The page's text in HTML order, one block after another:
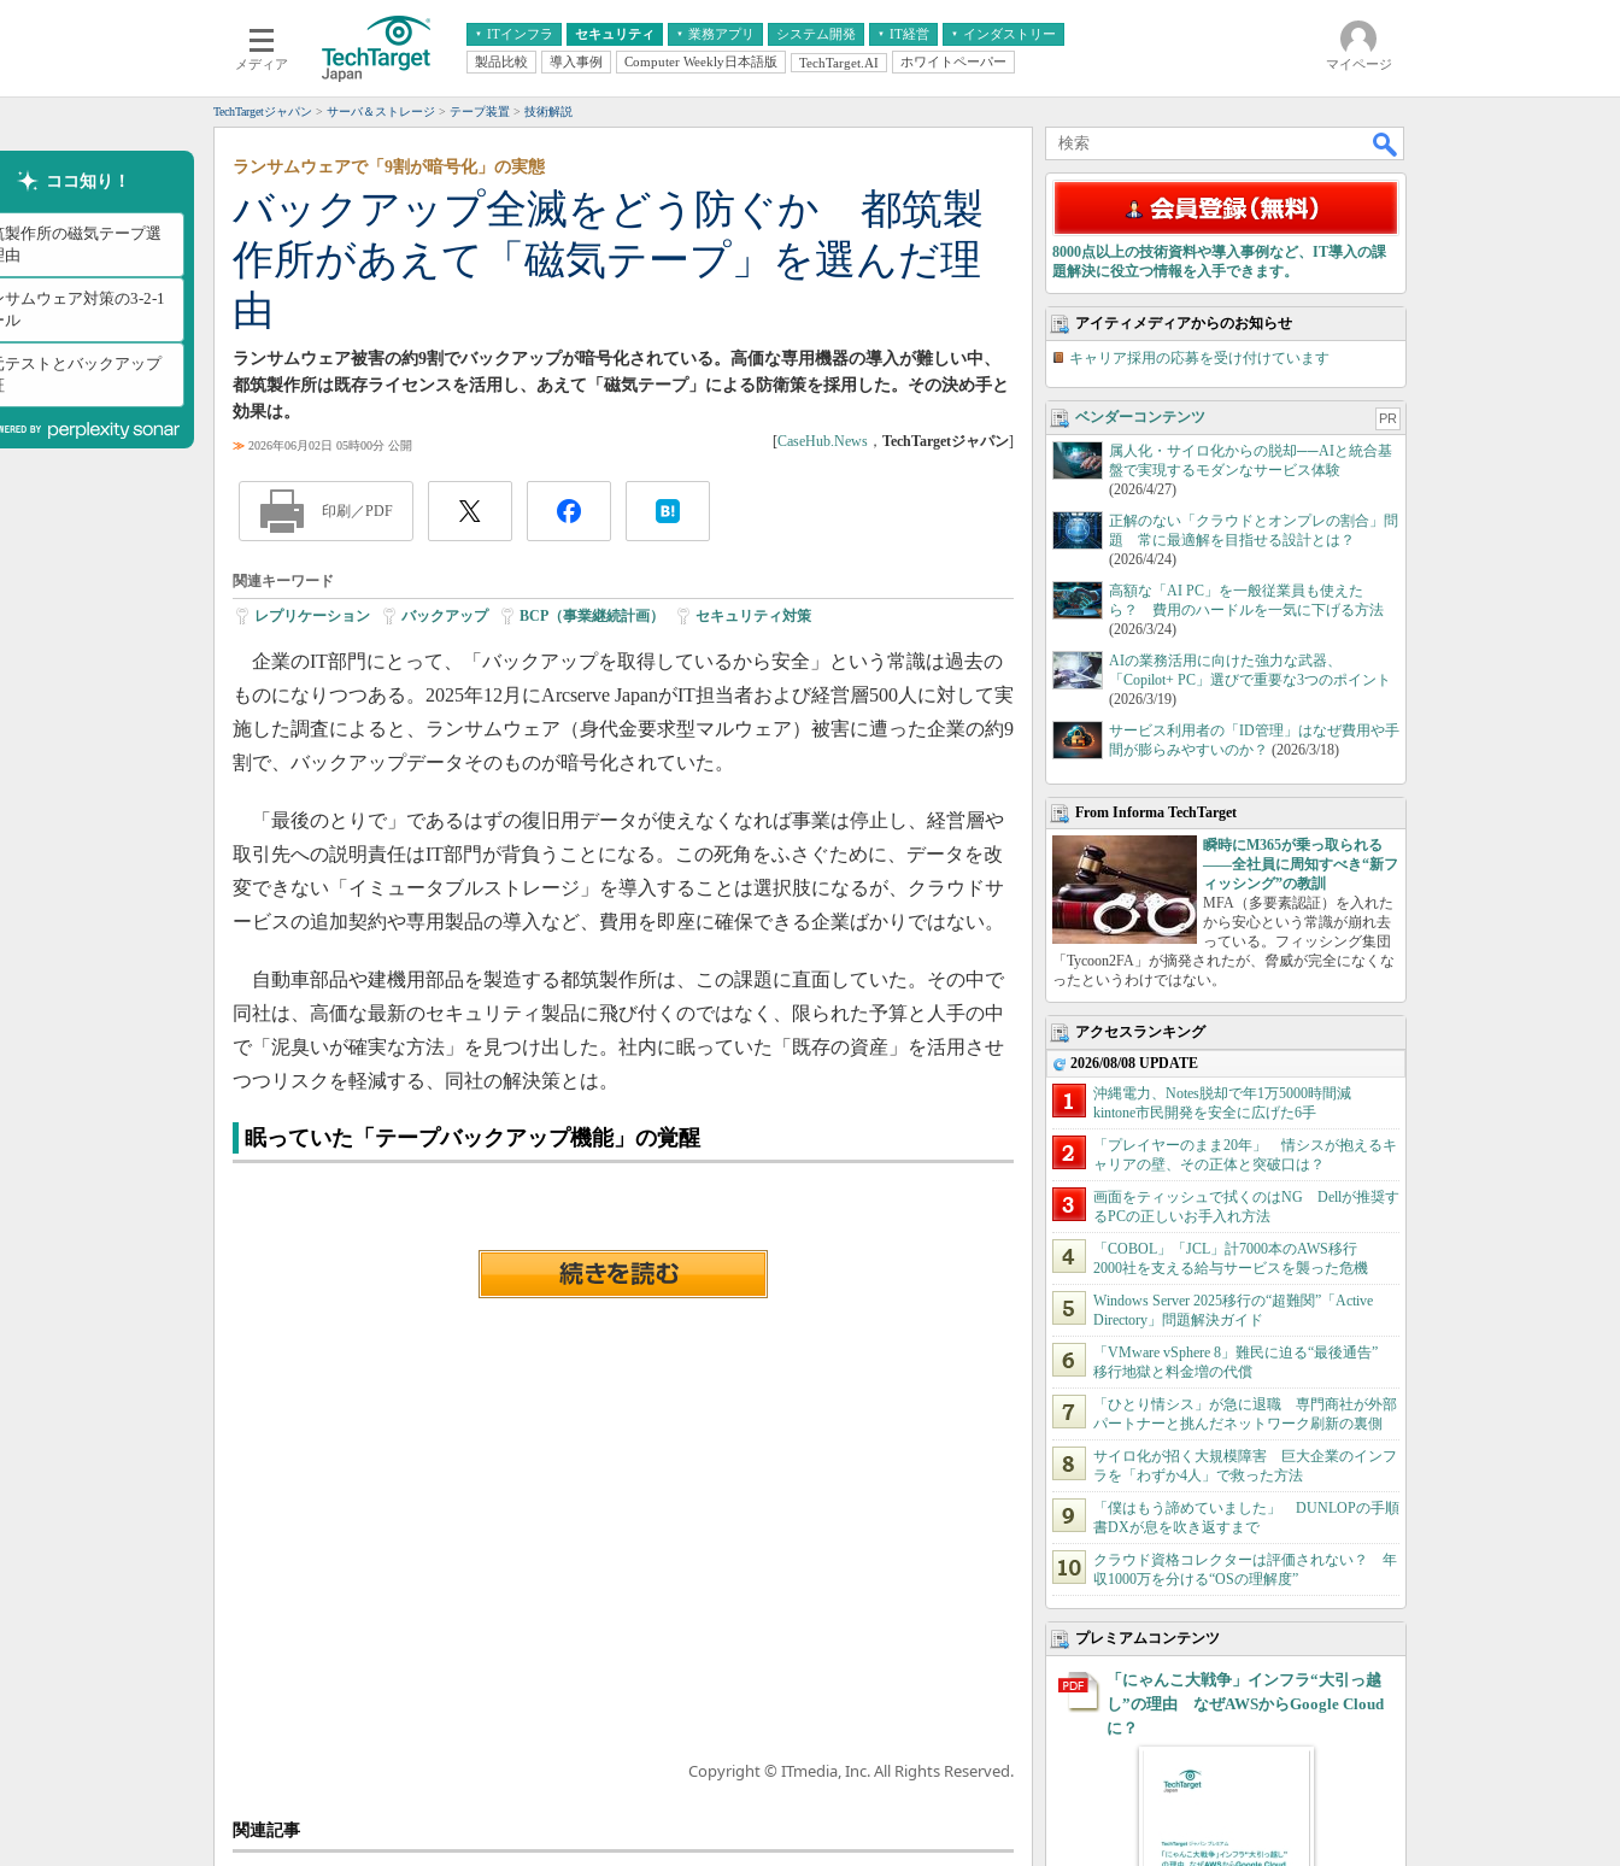
メディア
ITインフラ
クラウド
スマートモバイル
ネットワーク
システム運用管理
セキュリティ 業務アプリ
エンタープライズAI
ERP
CX
情報系システム
システム開発 IT経営
経営とIT
インダストリー
医療IT
製品比較 導入事例 Computer Weekly日本語版 TechTarget.AI ホワイトペーパー マイページ
TechTargetジャパン サーバ＆ストレージ テープ装置 技術解説
ココ知り！
製作所の磁気テープ選
由
サムウェア対策の3-2-1
ル
テストとバックアップ
バックアップ全滅をどう防ぐか 都筑製
作所があえて「磁気テープ」を選んだ理
由
ランサムウェアで「9割が暗号化」の実態
ランサムウェア被害の約9割でバックアップが暗号化されている。高価な専用機器の導入が難しい中、
都筑製作所は既存ライセンスを活用し、あえて「磁気テープ」による防衛策を採用した。その決め手と
効果は。
≫ 2026年06月02日 05時00分 公開 [CaseHub.News ， TechTargetジャパン]
印刷／PDF
関連キーワード
レプリケーション バックアップ| BCP（事業継続計画） セキュリティ対策
企業のIT部門にとって、「バックアップを取得しているから安全」という常識は過去の
ものになりつつある。2025年12月にArcserve JapanがIT担当者および経営層500人に対して実
施した調査によると、ランサムウェア（身代金要求型マルウェア）被害に遭った企業の約9
割で、バックアップデータそのものが暗号化されていた。
「最後のとりで」であるはずの復旧用データが使えなくなれば事業は停止し、経営層や
取引先への説明責任はIT部門が背負うことになる。この死角をふさぐために、データを改
変できない「イミュータブルストレージ」を導入することは選択肢になるが、クラウドサ
ービスの追加契約や専用製品の導入など、費用を即座に確保できる企業ばかりではない。
自動車部品や建機用部品を製造する都筑製作所は、この課題に直面していた。その中で
同社は、高価な最新のセキュリティ製品に飛び付くのではなく、限られた予算と人手の中
で「泥臭いが確実な方法」を見つけ出した。社内に眠っていた「既存の資産」を活用させ
つつリスクを軽減する、同社の解決策とは。
眠っていた「テープバックアップ機能」の覚醒
Copyright © ITmedia, Inc. All Rights Reserved.
関連記事
8000点以上の技術資料や導入事例など、IT導入の課
題解決に役立つ情報を入手できます。
アイティメディアからのお知らせ
キャリア採用の応募を受け付けています
ベンダーコンテンツ PR
属人化・サイロ化からの脱却──AIと統合基
盤で実現するモダンなサービス体験
(2026/4/27)
正解のない「クラウドとオンプレの割合」問
題 常に最適解を目指せる設計とは？
(2026/4/24)
高額な「AI PC」を一般従業員も使えた
ら？ 費用のハードルを一気に下げる方法
(2026/3/24)
AIの業務活用に向けた強力な武器、
「Copilot+ PC」選びで重要な3つのポイント
(2026/3/19)
サービス利用者の「ID管理」はなぜ費用や手
間が膨らみやすいのか？ (2026/3/18)
From Informa TechTarget
瞬時にM365が乗っ取られる
――全社員に周知すべき“新フ
ィッシング”の教訓
MFA（多要素認証）を入れた
から安心という常識が崩れ去
っている。フィッシング集団
「Tycoon2FA」が摘発されたが、脅威が完全になくな
ったというわけではない。
アクセスランキング
2026/08/08 UPDATE
沖縄電力、Notes脱却で年1万5000時間減
kintone市民開発を安全に広げた6手
「プレイヤーのまま20年」 情シスが抱えるキ
ャリアの壁、その正体と突破口は？
画面をティッシュで拭くのはNG Dellが推奨す
るPCの正しいお手入れ方法
「COBOL」「JCL」計7000本のAWS移行
2000社を支える給与サービスを襲った危機
Windows Server 2025移行の“超難関”「Active
Directory」問題解決ガイド
「VMware vSphere 8」難民に迫る“最後通告”
移行地獄と料金増の代償
「ひとり情シス」が急に退職 専門商社が外部
パートナーと挑んだネットワーク刷新の裏側
サイロ化が招く大規模障害 巨大企業のインフ
ラを「わずか4人」で救った方法
「僕はもう諦めていました」 DUNLOPの手順
書DXが息を吹き返すまで
クラウド資格コレクターは評価されない？ 年
収1000万を分ける“OSの理解度”
プレミアムコンテンツ
「にゃんこ大戦争」インフラ“大引っ越
し”の理由 なぜAWSからGoogle Cloud
に？